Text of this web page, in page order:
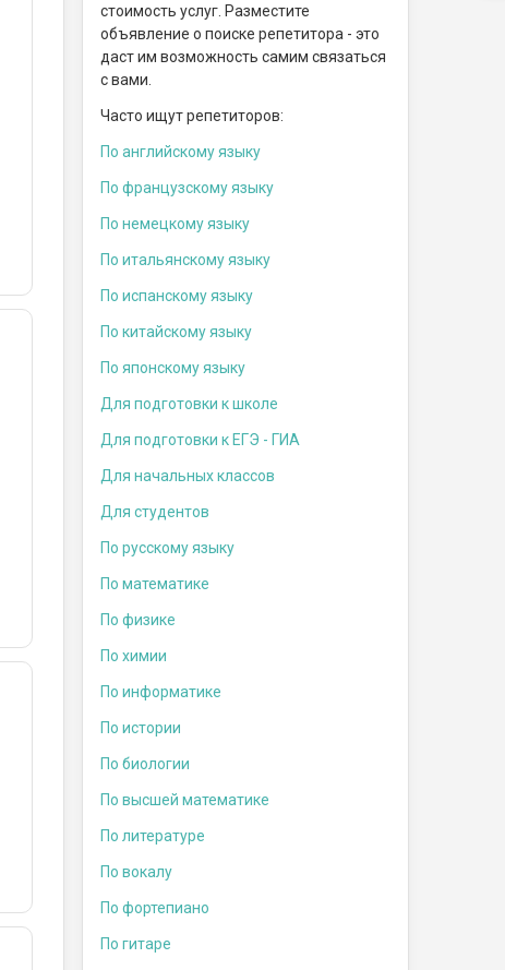
стоимость услуг. Разместите
объявление о поиске репетитора - это
даст им возможность самим связаться
с вами.
Часто ищут репетиторов:
По английскому языку
По французскому языку
По немецкому языку
По итальянскому языку
По испанскому языку
По китайскому языку
По японскому языку
Для подготовки к школе
Для подготовки к ЕГЭ - ГИА
Для начальных классов
Для студентов
По русскому языку
По математике
По физике
По химии
По информатике
По истории
По биологии
По высшей математике
По литературе
По вокалу
По фортепиано
По гитаре